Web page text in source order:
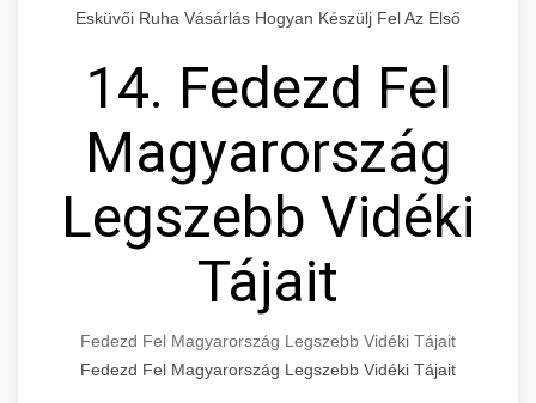
Esküvői Ruha Vásárlás Hogyan Készülj Fel Az Első
14. Fedezd Fel
Magyarország
Legszebb Vidéki
Tájait
Fedezd Fel Magyarország Legszebb Vidéki Tájait
Fedezd Fel Magyarország Legszebb Vidéki Tájait